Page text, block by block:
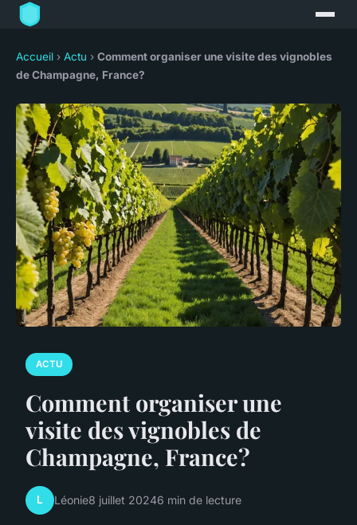
Accueil › Actu › Comment organiser une visite des vignobles
de Champagne, France?
ACTU
Comment organiser une
visite des vignobles de
Champagne, France?
L Léonie8 juillet 20246 min de lecture